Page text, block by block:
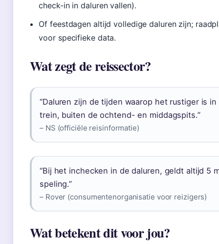
check-in in daluren vallen).
Of feestdagen altijd volledige daluren zijn;
voor specifieke data.
Wat zegt de reissector?
“Daluren zijn de tijden waarop het rustiger is in
trein, buiten de ochtend- en middagspits.”
– NS (officiële reisinformatie)
“Bij het inchecken in de daluren, geldt altijd 5
speling.”
– Rover (consumentenorganisatie voor reizigers)
Wat betekent dit voor jou?